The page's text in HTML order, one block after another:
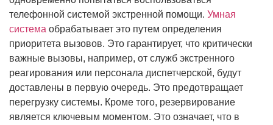
телефонной системой экстренной помощи. Умная
система обрабатывает это путем определения
приоритета вызовов. Это гарантирует, что критически
важные вызовы, например, от служб экстренного
реагирования или персонала диспетчерской, будут
доставлены в первую очередь. Это предотвращает
перегрузку системы. Кроме того, резервирование
является ключевым моментом. Это означает, что в